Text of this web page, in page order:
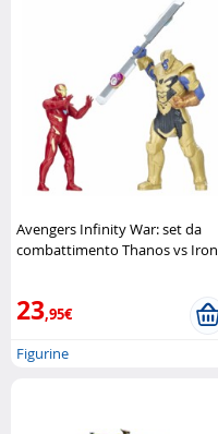
Avengers Infinity War: set da
combattimento Thanos vs Iron
23,95€
Figurine